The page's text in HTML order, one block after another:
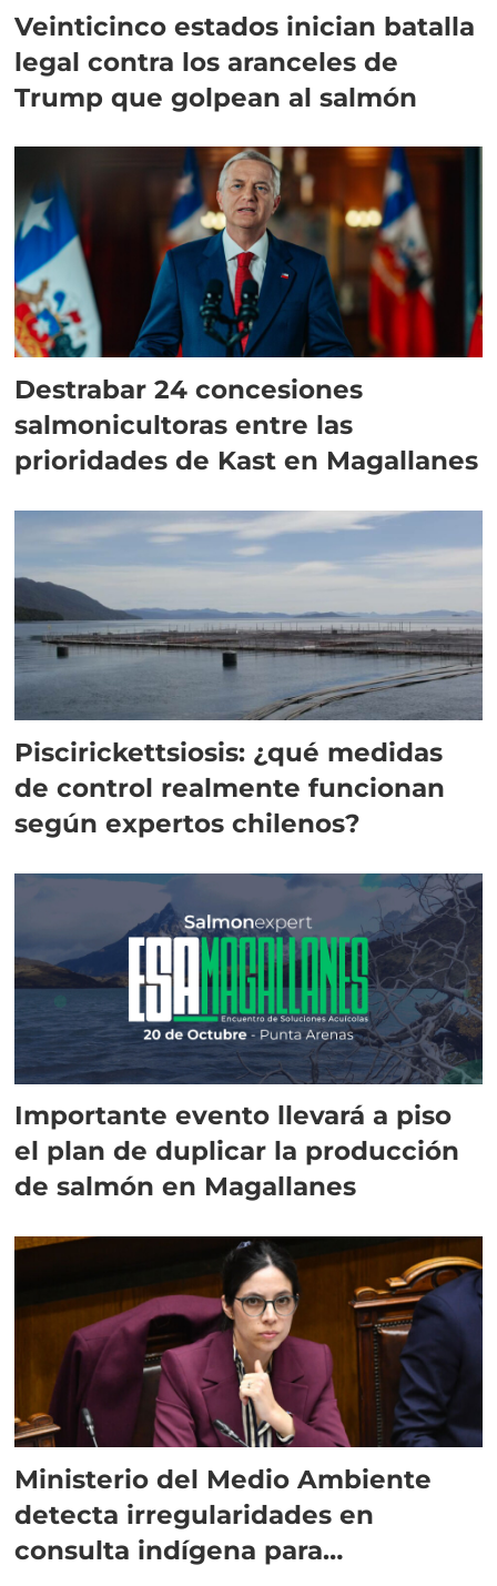
Veinticinco estados inician batalla
legal contra los aranceles de
Trump que golpean al salmón
Destrabar 24 concesiones
salmonicultoras entre las
prioridades de Kast en Magallanes
Piscirickettsiosis: ¿qué medidas
de control realmente funcionan
según expertos chilenos?
Importante evento llevará a piso
el plan de duplicar la producción
de salmón en Magallanes
Ministerio del Medio Ambiente
detecta irregularidades en
consulta indígena para